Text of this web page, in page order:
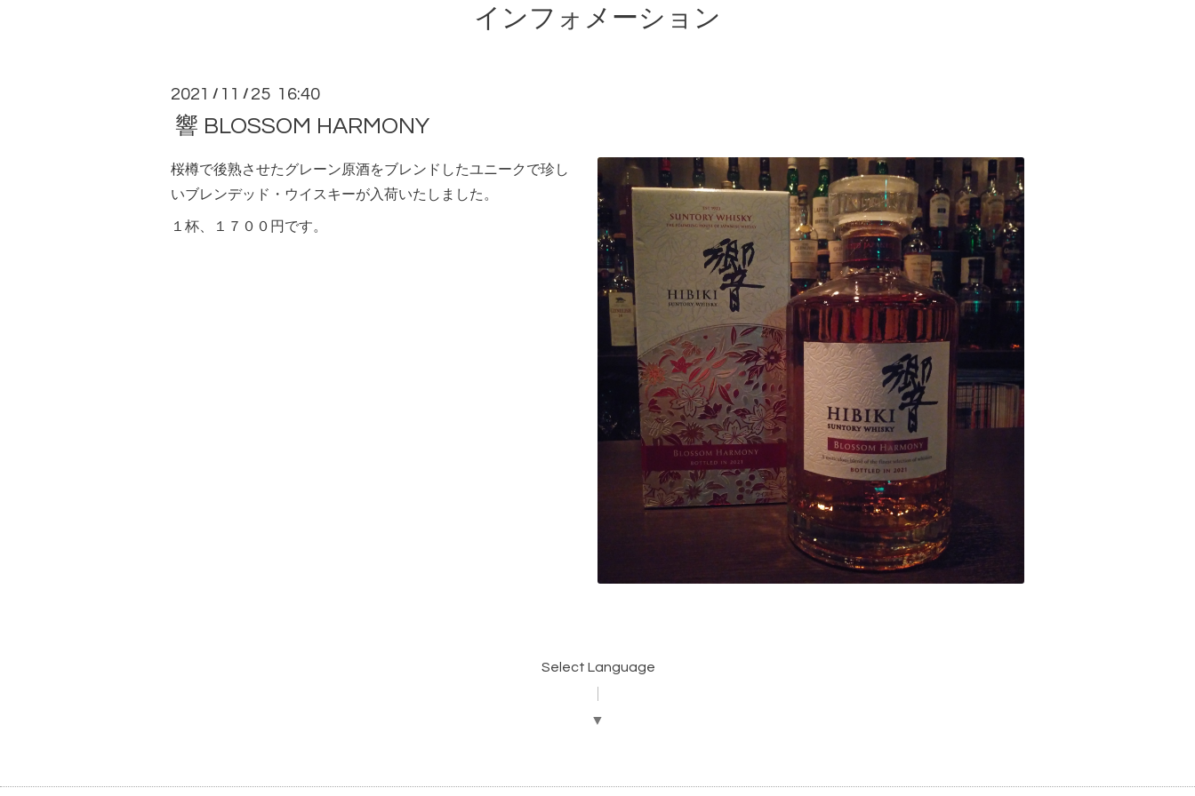
インフォメーション
2021 / 11 / 25 16:40
響 BLOSSOM HARMONY
桜樽で後熟させたグレーン原酒をブレンドしたユニークで珍し
いブレンデッド・ウイスキーが入荷いたしました。
１杯、１７００円です。
Select Language
▼